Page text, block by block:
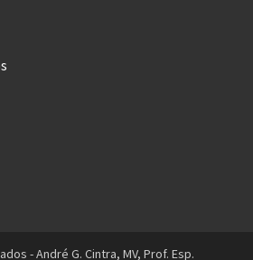
- André G. Cintra, MV, Prof. Esp.